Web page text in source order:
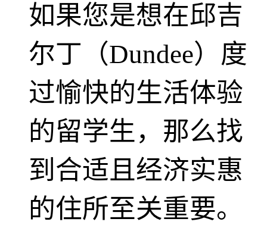
如果您是想在邱吉
尔丁（Dundee）度
过愉快的生活体验
的留学生，那么找
到合适且经济实惠
的住所至关重要。